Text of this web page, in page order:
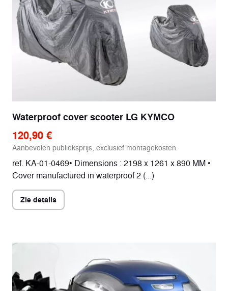
Waterproof cover scooter LG KYMCO
120,90 €
Aanbevolen publieksprijs, exclusief montagekosten
ref. KA-01-0469• Dimensions : 2198 x 1261 x 890 MM •
Cover manufactured in waterproof 2 (...)
Zie details